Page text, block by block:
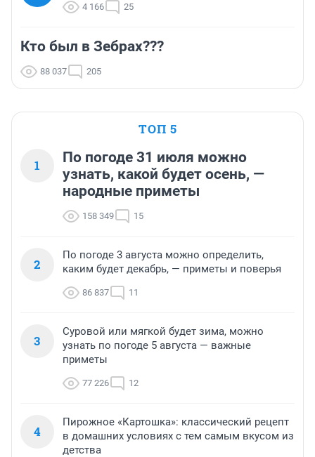
4 166 25
Кто был в Зебрах???
88 037 205
ТОП 5
1
По погоде 31 июля можно
узнать, какой будет осень, —
народные приметы
158 349 15
2
По погоде 3 августа можно определить,
каким будет декабрь, — приметы и поверья
86 837 11
3
Суровой или мягкой будет зима, можно
узнать по погоде 5 августа — важные
приметы
77 226 12
4
Пирожное «Картошка»: классический рецепт
в домашних условиях с тем самым вкусом из
детства